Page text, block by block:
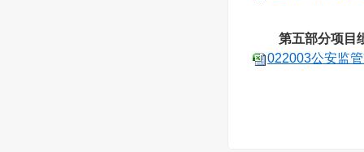
第五部分项目
022003公安监